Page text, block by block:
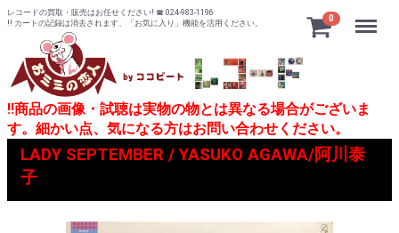
レコードの買取・販売はお任せください! ☎ 024-983-1196
!! カートの記録は消去されます、「お気に入り」機能を活用ください。
0 Menu
!!商品の画像・試聴は実物の物とは異なる場合がございま
す。細かい点、気になる方はお問い合わせください。
LADY SEPTEMBER / YASUKO AGAWA/阿川泰
子